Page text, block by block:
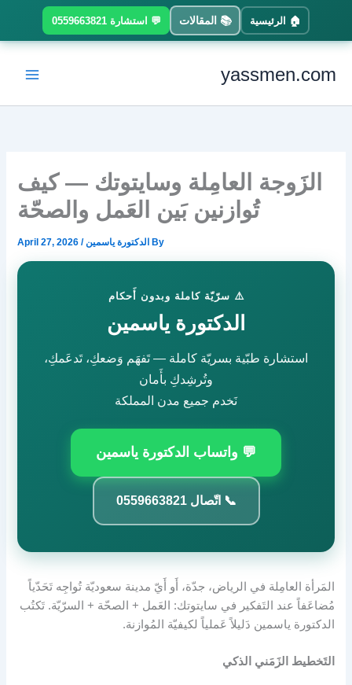
content
yassmen.com
الزَوجة العامِلة وسايتوتك — كيف
تُوازنين بَين العَمل والصحّة
By الدكتورة ياسمين/
April 27, 2026
⚠️ سرّيّة كاملة وبدون أَحكام
الدكتورة ياسمين
استشارة طبّية بسريّة كاملة — تَفهَم وَضعكِ، تَدعَمكِ،
وتُرشِدكِ بأَمان
نَخدم جميع مدن المملكة
💬 واتساب الدكتورة ياسمين
📞 اتّصال 0559663821
المَرأة العامِلة في الرياض، جدّة، أَو أَيّ مدينة سعوديّة تُواجِه تَحَدّياً
مُضاعَفاً عند التَفكير في سايتوتك: العَمل + الصحّة + السرّيّة. تَكتُب
الدكتورة ياسمين دَليلاً عَملياً لكيفيّة المُوازنة.
التَخطيط الزَمَني الذكي
🏠 الرئيسية 📚 المقالات 💬 استشارة 0559663821